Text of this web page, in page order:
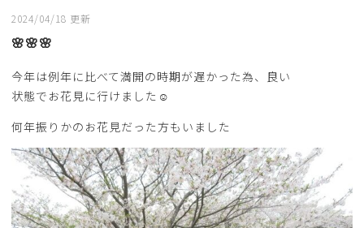
2024/04/18 更新
🌸🌸🌸
今年は例年に比べて満開の時期が遅かった為、良い
状態でお花見に行けました☺
何年振りかのお花見だった方もいました